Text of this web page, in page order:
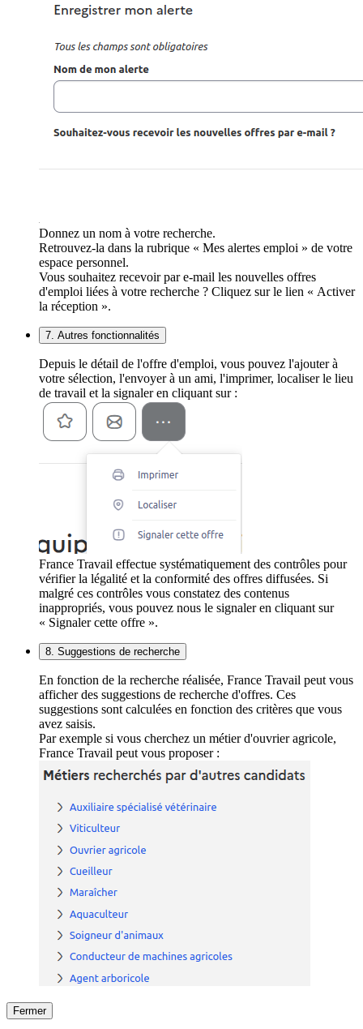
Donnez un nom à votre recherche.
Retrouvez-la dans la rubrique « Mes alertes emploi » de votre
espace personnel.
Vous souhaitez recevoir par e-mail les nouvelles offres
d'emploi liées à votre recherche ? Cliquez sur le lien « Activer
la réception ».
7. Autres fonctionnalités
Depuis le détail de l'offre d'emploi, vous pouvez l'ajouter à
votre sélection, l'envoyer à un ami, l'imprimer, localiser le lieu
de travail et la signaler en cliquant sur :
France Travail effectue systématiquement des contrôles pour
vérifier la légalité et la conformité des offres diffusées. Si
malgré ces contrôles vous constatez des contenus
inappropriés, vous pouvez nous le signaler en cliquant sur
« Signaler cette offre ».
8. Suggestions de recherche
En fonction de la recherche réalisée, France Travail peut vous
afficher des suggestions de recherche d'offres. Ces
suggestions sont calculées en fonction des critères que vous
avez saisis.
Par exemple si vous cherchez un métier d'ouvrier agricole,
France Travail peut vous proposer :
Fermer